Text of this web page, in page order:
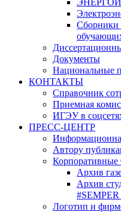
Сборники
Документы
Национальные
КОНТАКТЫ
Cправочник
Приемная
ИГЭУ в
ПРЕСС-ЦЕНТР
Автору
Архив
Архив
Логотип и